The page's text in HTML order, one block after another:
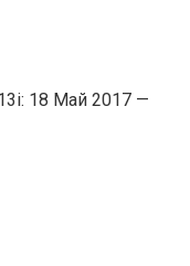
18 Май 2017 —